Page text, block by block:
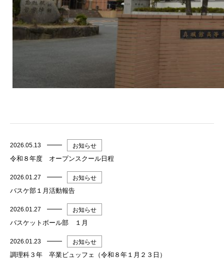
2026.05.13 お知らせ
令和８年度 オープンスクール日程
2026.01.27 お知らせ
バスケ部１月活動報告
2026.01.27 お知らせ
バスケットボール部 １月
2026.01.23 お知らせ
調理科３年 卒業ビュッフェ（令和８年１月２３日）